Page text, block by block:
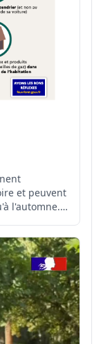
et peuvent
l'automne.
pour s'en